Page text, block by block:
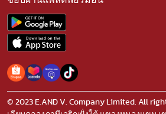
© 2023 E.AND V. Company Limited. All